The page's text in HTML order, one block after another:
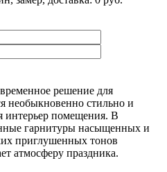
решение для
необыкновенно стильно и
интерьер помещения. В
гарнитуры насыщенных и
приглушенных тонов
атмосферу праздника.